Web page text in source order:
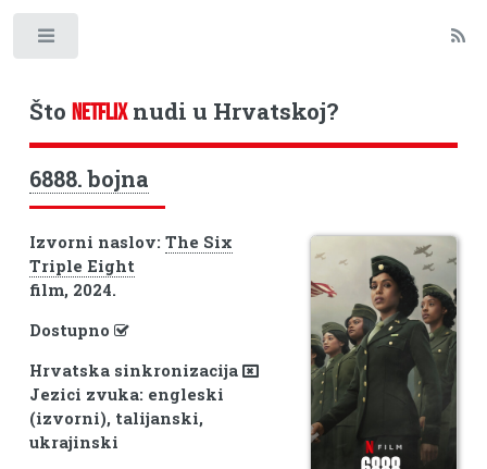
Što NETFLIXnudi u Hrvatskoj?
6888. bojna
Izvorni naslov: The Six
Triple Eight
film, 2024.
Dostupno
Hrvatska sinkronizacija
Jezici zvuka: engleski
(izvorni), talijanski,
ukrajinski